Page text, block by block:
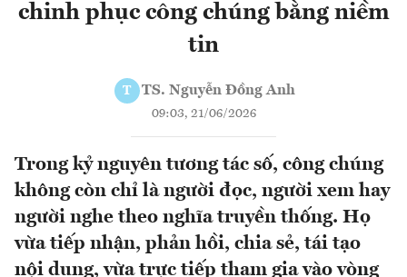
chinh phục công chúng bằng niềm
tin
T TS. Nguyễn Đồng Anh
09:03, 21/06/2026
Trong kỷ nguyên tương tác số, công chúng
không còn chỉ là người đọc, người xem hay
người nghe theo nghĩa truyền thống. Họ
vừa tiếp nhận, phản hồi, chia sẻ, tái tạo
nội dung, vừa trực tiếp tham gia vào vòng